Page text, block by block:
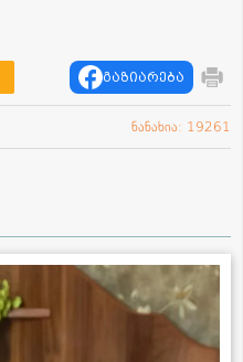
გაზიარება
ნანახია: 19261